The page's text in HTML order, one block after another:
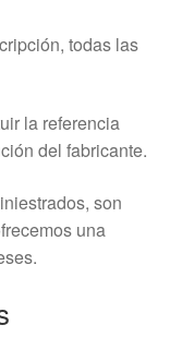
todas las
la referencia
del fabricante.
son
una